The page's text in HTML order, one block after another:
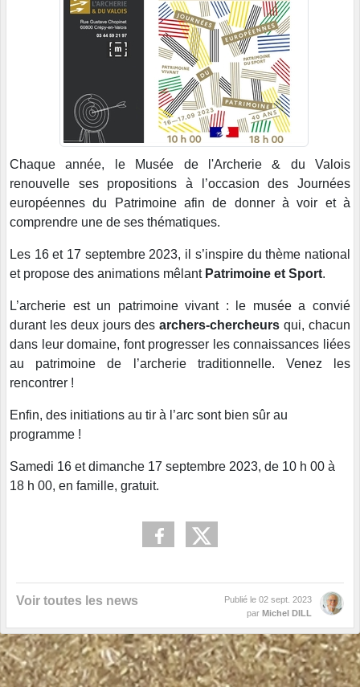
Chaque année, le Musée de l'Archerie & du Valois
renouvelle ses propositions à l’occasion des Journées
européennes du Patrimoine afin de donner à voir et à
comprendre une de ses thématiques.
Les 16 et 17 septembre 2023, il s’inspire du thème national
et propose des animations mêlant Patrimoine et Sport.
L’archerie est un patrimoine vivant : le musée a convié
durant les deux jours desarchers-chercheurs qui, chacun
dans leur domaine, font progresser les connaissances liées
au patrimoine de l’archerie traditionnelle. Venez les
rencontrer !
Enfin, des initiations au tir à l’arc sont bien sûr au
programme !
Samedi 16 et dimanche 17 septembre 2023, de 10 h 00 à
18 h 00, en famille, gratuit.
Voir toutes les news Publié le 02 sept. 2023
par Michel DILL